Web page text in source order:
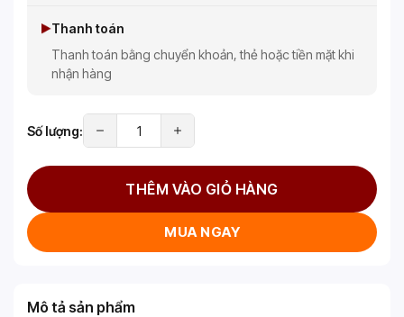
Thanh toán
Thanh toán bằng chuyển khoản, thẻ hoặc tiền mặt khi
nhận hàng
Số lượng:
THÊM VÀO GIỎ HÀNG
MUA NGAY
Mô tả sản phẩm